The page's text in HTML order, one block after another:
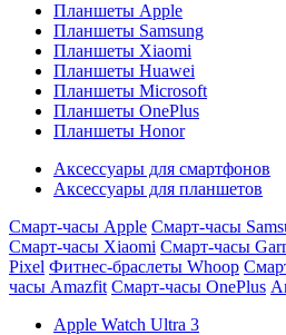
Планшеты Apple
Планшеты Samsung
Планшеты Xiaomi
Планшеты Huawei
Планшеты Microsoft
Планшеты OnePlus
Планшеты Honor
Аксессуары для смартфонов
Аксессуары для планшетов
Смарт-часы Apple Смарт-часы
Смарт-часы Xiaomi Смарт-часы
Pixel Фитнес-браслеты Whoop
часы Amazfit Смарт-часы OnePlus
Apple Watch Ultra 3